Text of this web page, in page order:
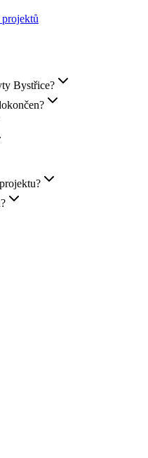
Bystřice?